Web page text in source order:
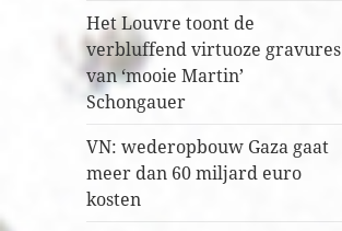
Het Louvre toont de
verbluffend virtuoze gravures
van ‘mooie Martin’
Schongauer
VN: wederopbouw Gaza gaat
meer dan 60 miljard euro
kosten